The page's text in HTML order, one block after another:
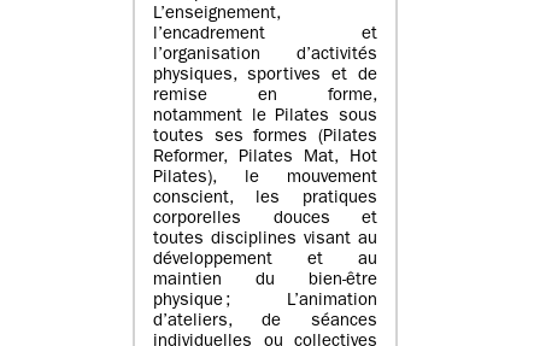
L’enseignement,
l’encadrement et
l’organisation d’activités
physiques, sportives et de
remise en forme,
notamment le Pilates sous
toutes ses formes (Pilates
Reformer, Pilates Mat, Hot
Pilates), le mouvement
conscient, les pratiques
corporelles douces et
toutes disciplines visant au
développement et au
maintien du bien-être
physique ; L’animation
d’ateliers, de séances